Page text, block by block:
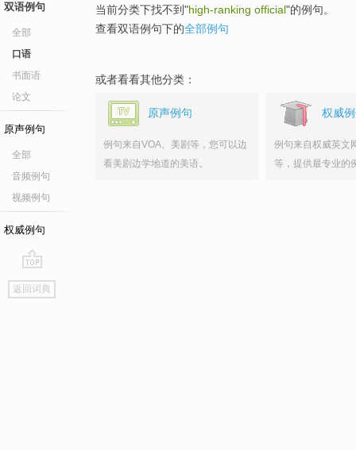
双语例句
全部
口语
书面语
论文
原声例句
全部
音频例句
视频例句
权威例句
go
top
返回词典
当前分类下找不到"high-ranking official"的例句。
查看双语例句下的全部例句
或者看看其他分类：
原声例句
例句来自VOA、美剧等，您可以边
看美剧边学地道的美语。
权威
例句来自权威英文
等，提供最专业的